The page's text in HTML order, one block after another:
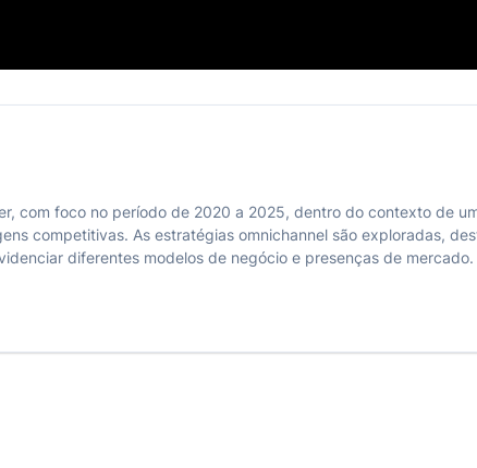
📄
com foco no período de 2020 a 2025, dentro do contexto de
competitivas. As estratégias omnichannel são exploradas,
diferentes modelos de negócio e presenças de